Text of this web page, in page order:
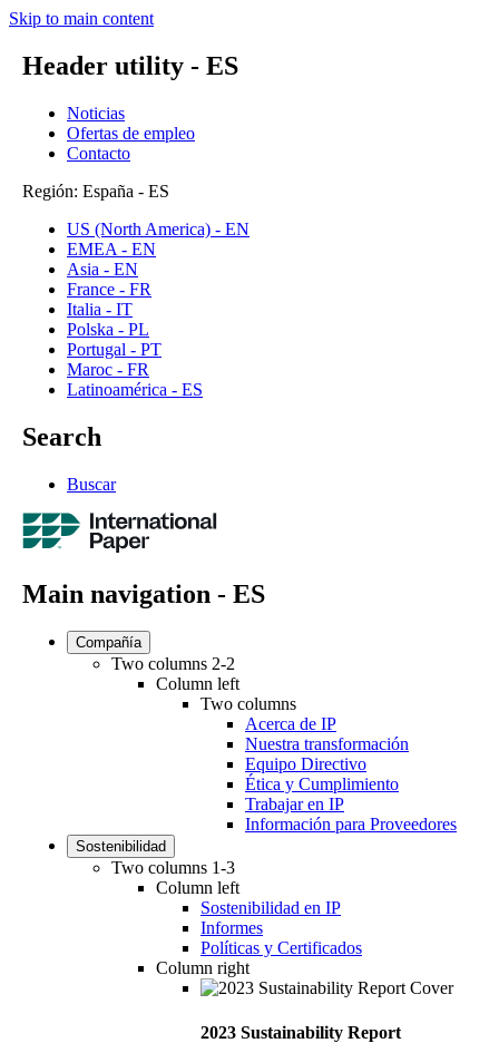
Skip to main content
Header utility - ES
Noticias
Ofertas de empleo
Contacto
Región: España - ES
US (North America) - EN
EMEA - EN
Asia - EN
France - FR
Italia - IT
Polska - PL
Portugal - PT
Maroc - FR
Latinoamérica - ES
Search
Buscar
Main navigation - ES
Compañía
Two columns 2-2
Column left
Two columns
Acerca de IP
Nuestra transformación
Equipo Directivo
Ética y Cumplimiento
Trabajar en IP
Información para Proveedores
Sostenibilidad
Two columns 1-3
Column left
Sostenibilidad en IP
Informes
Políticas y Certificados
Column right
2023 Sustainability Report